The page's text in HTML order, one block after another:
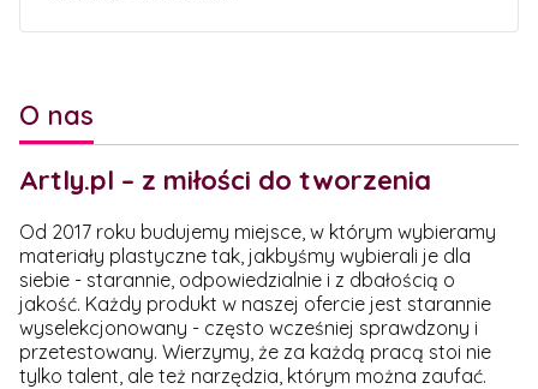
O nas
Artly.pl – z miłości do tworzenia
Od 2017 roku budujemy miejsce, w którym wybieramy
materiały plastyczne tak, jakbyśmy wybierali je dla
siebie - starannie, odpowiedzialnie i z dbałością o
jakość. Każdy produkt w naszej ofercie jest starannie
wyselekcjonowany - często wcześniej sprawdzony i
przetestowany. Wierzymy, że za każdą pracą stoi nie
tylko talent, ale też narzędzia, którym można zaufać.